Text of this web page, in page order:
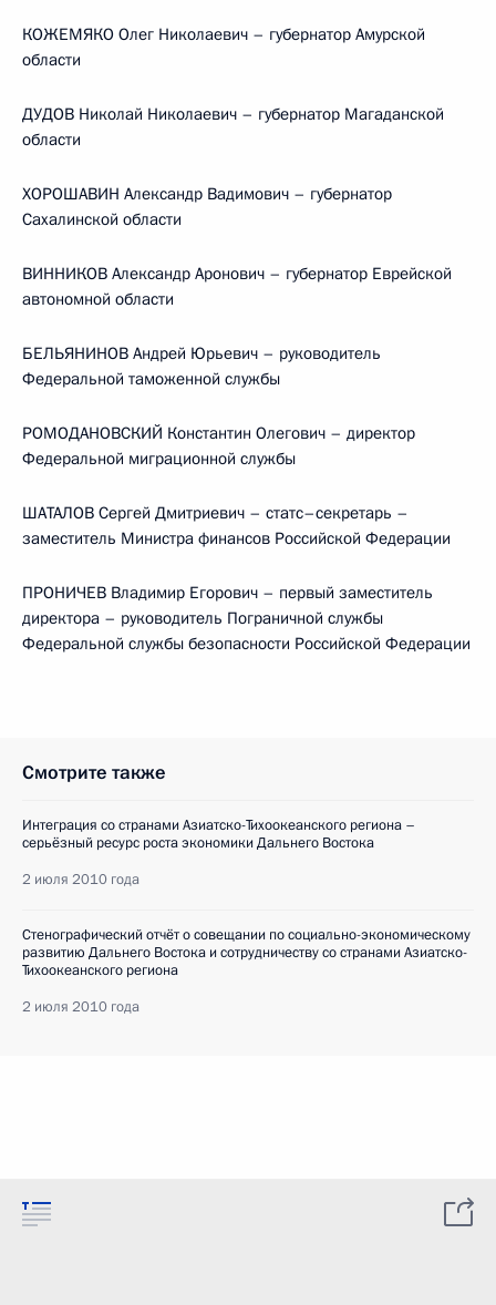
КОЖЕМЯКО Олег Николаевич – губернатор Амурской
области
ДУДОВ Николай Николаевич – губернатор Магаданской
области
ХОРОШАВИН Александр Вадимович – губернатор
Сахалинской области
ВИННИКОВ Александр Аронович – губернатор Еврейской
автономной области
БЕЛЬЯНИНОВ Андрей Юрьевич – руководитель
Федеральной таможенной службы
РОМОДАНОВСКИЙ Константин Олегович – директор
Федеральной миграционной службы
ШАТАЛОВ Сергей Дмитриевич – статс–секретарь –
заместитель Министра финансов Российской Федерации
ПРОНИЧЕВ Владимир Егорович – первый заместитель
директора – руководитель Пограничной службы
Федеральной службы безопасности Российской Федерации
Смотрите также
Интеграция со странами Азиатско-Тихоокеанского региона –
серьёзный ресурс роста экономики Дальнего Востока
2 июля 2010 года
Стенографический отчёт о совещании по социально-экономическому
развитию Дальнего Востока и сотрудничеству со странами Азиатско-
Тихоокеанского региона
2 июля 2010 года